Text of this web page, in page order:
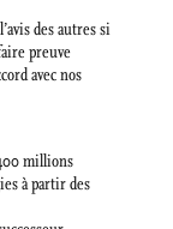
des autres si
preuve
avec nos
millions
à partir des